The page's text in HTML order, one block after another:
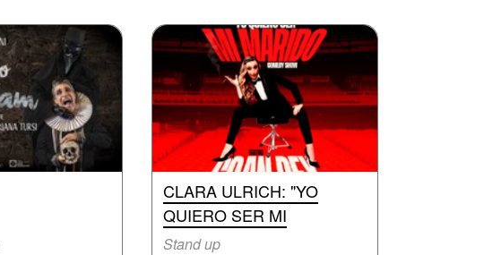
CLARA ULRICH: "YO
QUIERO SER MI
Stand up